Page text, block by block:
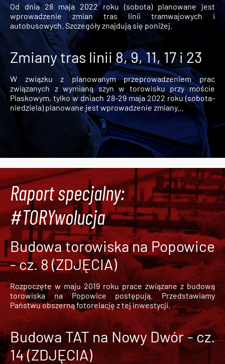
Od dnia 28 maja 2022 roku (sobota) planowane jest
wprowadzenie zmian tras linii tramwajowych i
autobusowych. Szczegóły znajdują się poniżej.
Zmiany tras linii 8, 9, 11, 17 i 23
W związku z planowanym przeprowadzeniem prac
związanych z wymianą szyn w torowisku przy moście
Piaskowym, tylko w dniach 28-29 maja 2022 roku (sobota-
niedziela) planowane jest wprowadzenie zmiany...
Raport specjalny:
#TORYwolucja
Budowa torowiska na Popowice
- cz. 8 (ZDJĘCIA)
Rozpoczęte w maju 2019 roku prace związane z budową
torowiska na Popowice
postępują. Przedstawiamy
Państwu obszerną fotorelację z tej inwestycji.
Budowa TAT na Nowy Dwór - cz.
14 (ZDJĘCIA)